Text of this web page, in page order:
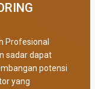
Profesional
sadar dapat
potensi
yang